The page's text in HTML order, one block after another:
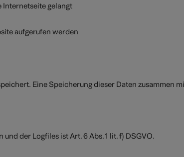
Internetseite gelangt
aufgerufen werden
Eine Speicherung dieser Daten zusammen
der Logfiles ist Art. 6 Abs. 1 lit. f) DSGVO.